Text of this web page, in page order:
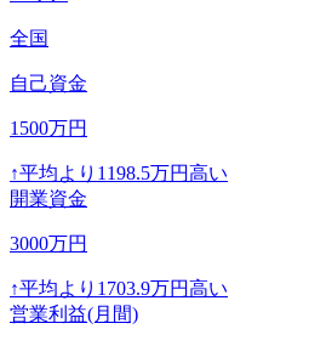
全国
自己資金
1500万円
↑平均より 1198.5万円高い
開業資金
3000万円
↑平均より 1703.9万円高い
営業利益(月間)